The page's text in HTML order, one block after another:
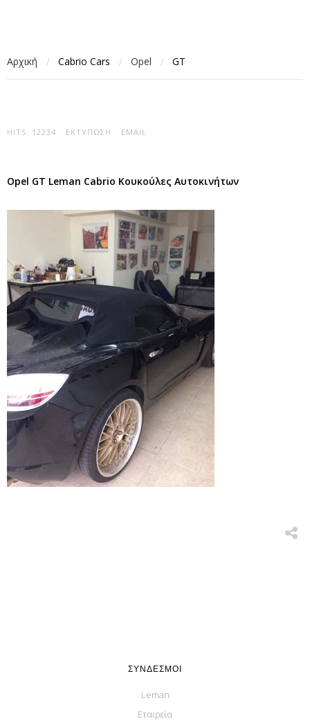
Αρχική / Cabrio Cars / Opel / GT
HITS: 12234 ΕΚΤΎΠΩΣΗ EMAIL
Opel GT Leman Cabrio Κουκούλες Αυτοκινήτων
ΣΎΝΔΕΣΜΟΙ
Leman
Εταιρεία